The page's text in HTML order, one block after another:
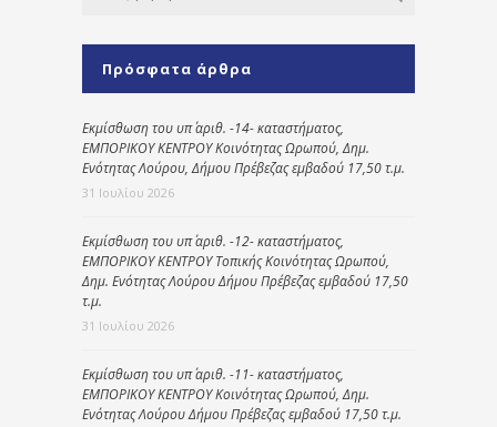
Πρόσφατα άρθρα
Εκμίσθωση του υπ΄ αριθ. -14- καταστήματος,
ΕΜΠΟΡΙΚΟΥ ΚΕΝΤΡΟΥ Κοινότητας Ωρωπού, Δημ.
Ενότητας Λούρου, Δήμου Πρέβεζας εμβαδού 17,50 τ.μ.
31 Ιουλίου 2026
Εκμίσθωση του υπ΄ αριθ. -12- καταστήματος,
ΕΜΠΟΡΙΚΟΥ ΚΕΝΤΡΟΥ Τοπικής Κοινότητας Ωρωπού,
Δημ. Ενότητας Λούρου Δήμου Πρέβεζας εμβαδού 17,50
τ.μ.
31 Ιουλίου 2026
Εκμίσθωση του υπ΄ αριθ. -11- καταστήματος,
ΕΜΠΟΡΙΚΟΥ ΚΕΝΤΡΟΥ Κοινότητας Ωρωπού, Δημ.
Ενότητας Λούρου Δήμου Πρέβεζας εμβαδού 17,50 τ.μ.